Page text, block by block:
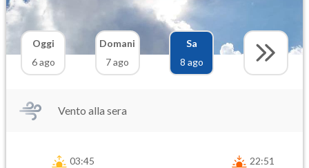
Oggi
6 ago
Domani
7 ago
Sa
8 ago
Vento alla sera
03:45 22:51